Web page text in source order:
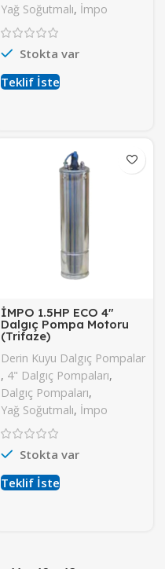
Yağ Soğutmalı, İmpo
Stokta var
Teklif İste
İMPO 1.5HP ECO 4″
Dalgıç Pompa Motoru
(Trifaze)
Derin Kuyu Dalgıç Pompalar
, 4" Dalgıç Pompaları,
Dalgıç Pompaları,
Yağ Soğutmalı, İmpo
Stokta var
Teklif İste